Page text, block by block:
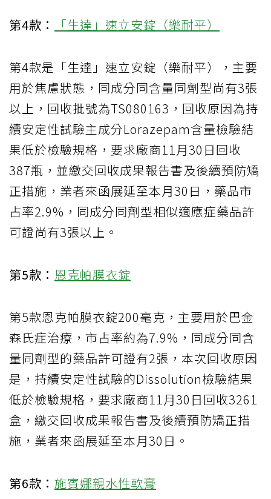
第4款： 「生達」速立安錠（樂耐平）
第4款是「生達」速立安錠（樂耐平），主要
用於焦慮狀態，同成分同含量同劑型尚有3張
以上，回收批號為TS080163，回收原因為持
續安定性試驗主成分Lorazepam含量檢驗結
果低於檢驗規格，要求廠商11月30日回收
387瓶，並繳交回收成果報告書及後續預防矯
正措施，業者來函展延至本月30日，藥品市
占率2.9%，同成分同劑型相似適應症藥品許
可證尚有3張以上。
第5款： 恩克帕膜衣錠
第5款恩克帕膜衣錠200毫克，主要用於巴金
森氏症治療，市占率約為7.9%，同成分同含
量同劑型的藥品許可證有2張，本次回收原因
是，持續安定性試驗的Dissolution檢驗結果
低於檢驗規格，要求廠商11月30日回收3261
盒，繳交回收成果報告書及後續預防矯正措
施，業者來函展延至本月30日。
第6款： 施賓娜親水性軟膏